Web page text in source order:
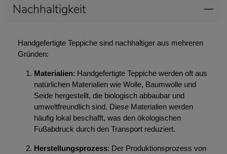
Nachhaltigkeit
Handgefertigte Teppiche sind nachhaltiger aus mehreren
Gründen:
Materialien: Handgefertigte Teppiche werden oft aus
natürlichen Materialien wie Wolle, Baumwolle und
Seide hergestellt, die biologisch abbaubar und
umweltfreundlich sind. Diese Materialien werden
häufig lokal beschafft, was den ökologischen
Fußabdruck durch den Transport reduziert.
Herstellungsprozess: Der Produktionsprozess von